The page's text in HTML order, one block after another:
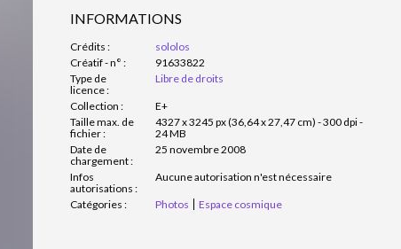
INFORMATIONS
Crédits :
sololos
Créatif - n° :
91633822
Type de
licence :
Libre de droits
Collection :
E+
Taille max. de
fichier :
4327 x 3245 px (36,64 x 27,47 cm) - 300 dpi -
24 MB
Date de
chargement :
25 novembre 2008
Infos
autorisations :
Aucune autorisation n'est nécessaire
Catégories : Photos Espace cosmique